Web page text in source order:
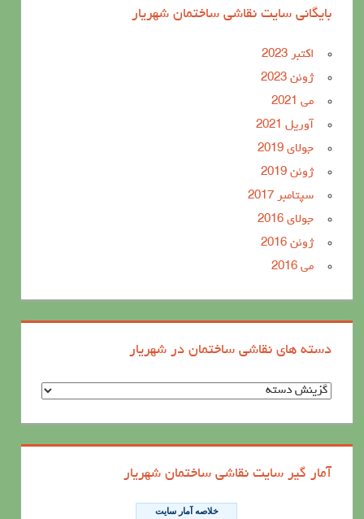
بایگانی سایت نقاشی ساختمان شهریار
اکتبر 2023
ژوئن 2023
می 2021
آوریل 2021
جولای 2019
ژوئن 2019
سپتامبر 2017
جولای 2016
ژوئن 2016
می 2016
دسته های نقاشی ساختمان در شهریار
د
آمار گیر سایت نقاشی ساختمان شهریار